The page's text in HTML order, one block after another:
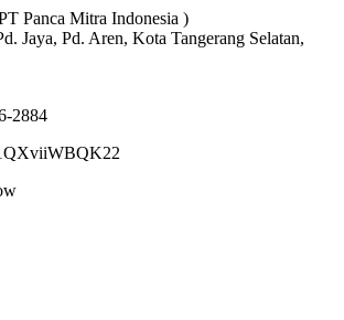
Panca Mitra Indonesia )
Jaya, Pd. Aren, Kota Tangerang Selatan,
2884